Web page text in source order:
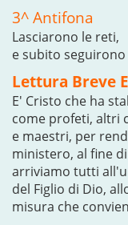
3^ Antifona
Lasciarono le reti,
e subito seguirono
Lettura Breve
E' Cristo che ha
come profeti, altri
e maestri, per
ministero, al fine
arriviamo tutti
del Figlio di Dio,
misura che